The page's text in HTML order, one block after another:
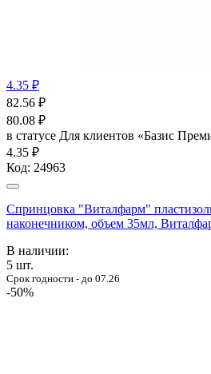
4.35 ₽
82.56 ₽
80.08 ₽
в статусе Для клиентов «Базис
4.35 ₽
Код: 24963
Спринцовка "Виталфарм"
наконечником, объем 35мл,
В наличии:
5 шт.
Срок годности - до 07.26
-50%